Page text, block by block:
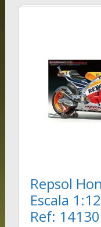
Repsol
Escala
Ref: 14130